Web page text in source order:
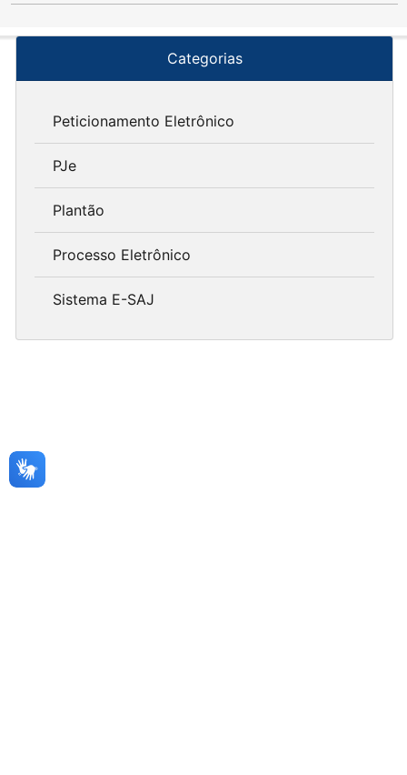
Categorias
Peticionamento Eletrônico
PJe
Plantão
Processo Eletrônico
Sistema E-SAJ